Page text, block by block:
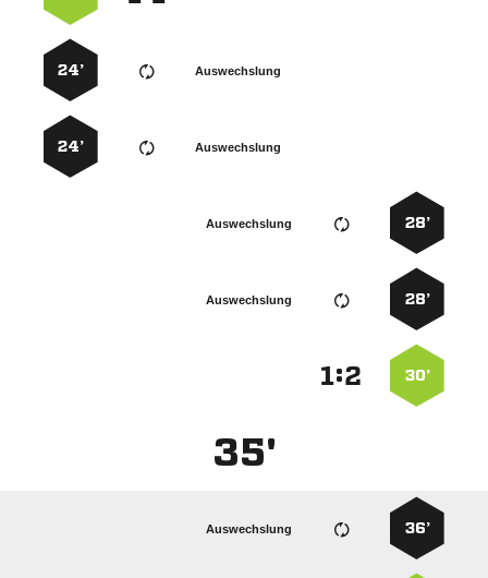
Auswechslung
24’
Auswechslung
24’
28’
Auswechslung
28’
Auswechslung
30’
:
35'
36’
Auswechslung